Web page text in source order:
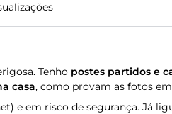
Tenho postes partidos e
casa, como provam as fotos
e em risco de segurança. Já